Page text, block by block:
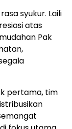
syukur. Laili
atas
Pak
pertama, tim